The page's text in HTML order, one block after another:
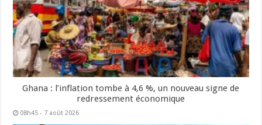
Ghana : l’inflation tombe à 4,6 %, un nouveau signe de
redressement économique
08h45 - 7 août 2026